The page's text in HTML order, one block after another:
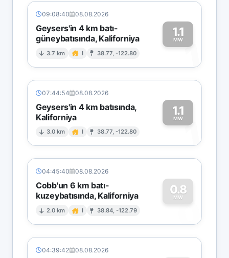
09:08:40 08.08.2026
Geysers'in 4 km batı-
güneybatısında, Kaliforniya
3.7 km I 38.77, -122.80
1.1
MW1
07:44:54 08.08.2026
Geysers'in 4 km batısında,
Kaliforniya
3.0 km I 38.77, -122.80
1.1
MW1
04:45:40 08.08.2026
Cobb'un 6 km batı-
kuzeybatısında, Kaliforniya
2.0 km I 38.84, -122.79
0.8
MW
0
04:39:42 08.08.2026